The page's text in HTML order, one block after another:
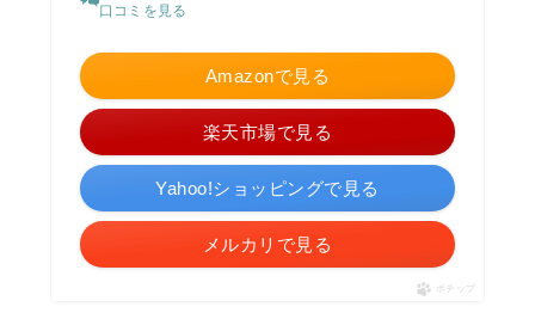
口コミを見る
Amazonで見る
楽天市場で見る
Yahoo!ショッピングで見る
メルカリで見る
ポチップ